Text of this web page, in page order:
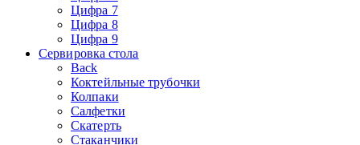
Цифра 7
Цифра 8
Цифра 9
Сервировка стола
Back
Коктейльные трубочки
Колпаки
Салфетки
Скатерть
Стаканчики